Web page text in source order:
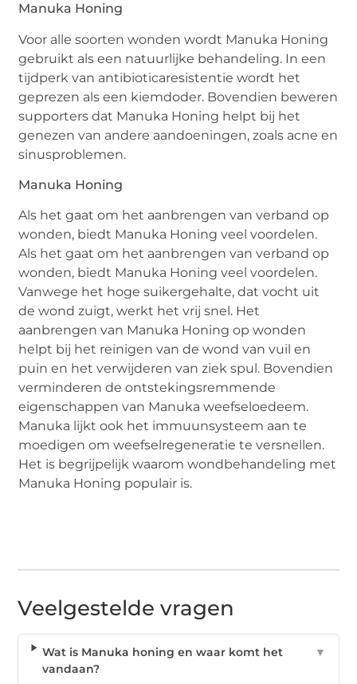
Manuka Honing
Voor alle soorten wonden wordt Manuka Honing
gebruikt als een natuurlijke behandeling. In een
tijdperk van antibioticaresistentie wordt het
geprezen als een kiemdoder. Bovendien beweren
supporters dat Manuka Honing helpt bij het
genezen van andere aandoeningen, zoals acne en
sinusproblemen.
Manuka Honing
Als het gaat om het aanbrengen van verband op
wonden, biedt Manuka Honing veel voordelen.
Als het gaat om het aanbrengen van verband op
wonden, biedt Manuka Honing veel voordelen.
Vanwege het hoge suikergehalte, dat vocht uit
de wond zuigt, werkt het vrij snel. Het
aanbrengen van Manuka Honing op wonden
helpt bij het reinigen van de wond van vuil en
puin en het verwijderen van ziek spul. Bovendien
verminderen de ontstekingsremmende
eigenschappen van Manuka weefseloedeem.
Manuka lijkt ook het immuunsysteem aan te
moedigen om weefselregeneratie te versnellen.
Het is begrijpelijk waarom wondbehandeling met
Manuka Honing populair is.
Veelgestelde vragen
Wat is Manuka honing en waar komt het
vandaan?
▼